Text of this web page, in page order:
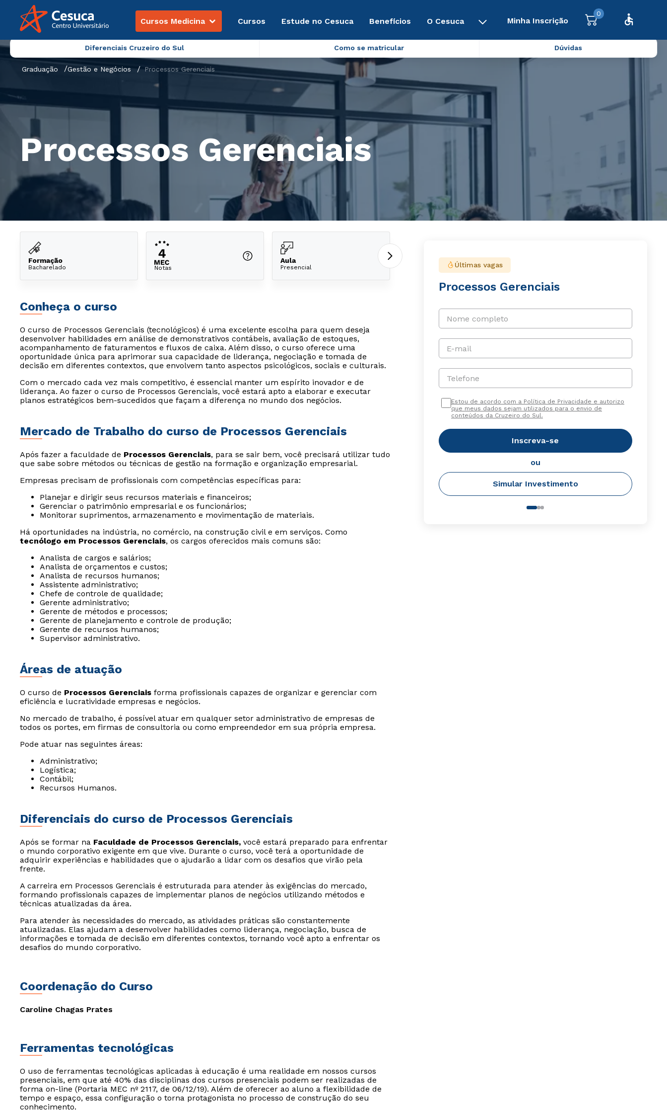
Cursos Medicina Cursos Estude no Cesuca Benefícios O Cesuca Minha Inscrição
0
Diferenciais Cruzeiro do Sul Como se matricular Dúvidas
Graduação Gestão e Negócios Processos Gerenciais
Processos Gerenciais
Formação
Bacharelado Notas
Aula
Presencial
Conheça o curso
O curso de Processos Gerenciais (tecnológicos) é uma excelente escolha para quem deseja
desenvolver habilidades em análise de demonstrativos contábeis, avaliação de estoques,
acompanhamento de faturamentos e fluxos de caixa. Além disso, o curso oferece uma
oportunidade única para aprimorar sua capacidade de liderança, negociação e tomada de
decisão em diferentes contextos, que envolvem tanto aspectos psicológicos, sociais e culturais.
Com o mercado cada vez mais competitivo, é essencial manter um espírito inovador e de
liderança. Ao fazer o curso de Processos Gerenciais, você estará apto a elaborar e executar
planos estratégicos bem-sucedidos que façam a diferença no mundo dos negócios.
Mercado de Trabalho do curso de Processos Gerenciais
Após fazer a faculdade de Processos Gerenciais, para se sair bem, você precisará utilizar tudo
que sabe sobre métodos ou técnicas de gestão na formação e organização empresarial.
Empresas precisam de profissionais com competências específicas para:
Planejar e dirigir seus recursos materiais e financeiros;
Gerenciar o patrimônio empresarial e os funcionários;
Monitorar suprimentos, armazenamento e movimentação de materiais.
Há oportunidades na indústria, no comércio, na construção civil e em serviços. Como
tecnólogo em Processos Gerenciais, os cargos oferecidos mais comuns são:
Analista de cargos e salários;
Analista de orçamentos e custos;
Analista de recursos humanos;
Assistente administrativo;
Chefe de controle de qualidade;
Gerente administrativo;
Gerente de métodos e processos;
Gerente de planejamento e controle de produção;
Gerente de recursos humanos;
Supervisor administrativo.
Áreas de atuação
O curso de Processos Gerenciais forma profissionais capazes de organizar e gerenciar com
eficiência e lucratividade empresas e negócios.
No mercado de trabalho, é possível atuar em qualquer setor administrativo de empresas de
todos os portes, em firmas de consultoria ou como empreendedor em sua própria empresa.
Pode atuar nas seguintes áreas:
Administrativo;
Logística;
Contábil;
Recursos Humanos.
Diferenciais do curso de Processos Gerenciais
Após se formar na Faculdade de Processos Gerenciais, você estará preparado para enfrentar
o mundo corporativo exigente em que vive. Durante o curso, você terá a oportunidade de
adquirir experiências e habilidades que o ajudarão a lidar com os desafios que virão pela
frente.
A carreira em Processos Gerenciais é estruturada para atender às exigências do mercado,
formando profissionais capazes de implementar planos de negócios utilizando métodos e
técnicas atualizadas da área.
Para atender às necessidades do mercado, as atividades práticas são constantemente
atualizadas. Elas ajudam a desenvolver habilidades como liderança, negociação, busca de
informações e tomada de decisão em diferentes contextos, tornando você apto a enfrentar os
desafios do mundo corporativo.
Coordenação do Curso
Caroline Chagas Prates
Ferramentas tecnológicas
O uso de ferramentas tecnológicas aplicadas à educação é uma realidade em nossos cursos
presenciais, em que até 40% das disciplinas dos cursos presenciais podem ser realizadas de
forma on-line (Portaria MEC nº 2117, de 06/12/19). Além de oferecer ao aluno a flexibilidade de
tempo e espaço, essa configuração o torna protagonista no processo de construção do seu
conhecimento.
Últimas vagas
Processos Gerenciais
Nome completo
E-mail
Telefone
Estou de acordo com a Política de Privacidade e autorizo
que meus dados sejam utilizados para o envio de
conteúdos da Cruzeiro do Sul.
Inscreva-se
ou
Simular Investimento
WhatsApp
ou
WhatsApp
ou